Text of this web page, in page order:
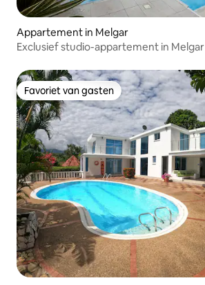
Appartement in Melgar
Exclusief studio-appartement in Melgar
Favoriet van gasten
Favoriet van gasten